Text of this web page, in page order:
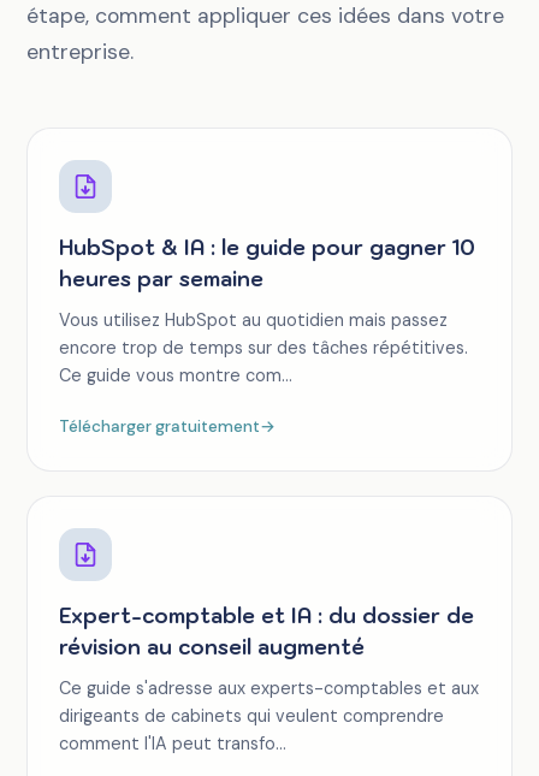
étape, comment appliquer ces idées dans votre
entreprise.
HubSpot & IA : le guide pour gagner 10
heures par semaine
Vous utilisez HubSpot au quotidien mais passez
encore trop de temps sur des tâches répétitives.
Ce guide vous montre com...
Télécharger gratuitement→
Expert-comptable et IA : du dossier de
révision au conseil augmenté
Ce guide s'adresse aux experts-comptables et aux
dirigeants de cabinets qui veulent comprendre
comment l'IA peut transfo...